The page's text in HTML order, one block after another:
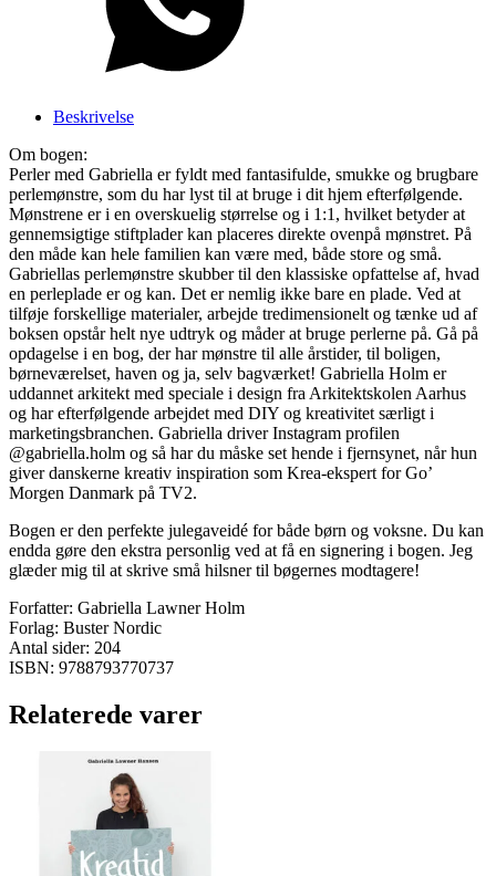
Beskrivelse
Om bogen:
Perler med Gabriella er fyldt med fantasifulde, smukke og brugbare
perlemønstre, som du har lyst til at bruge i dit hjem efterfølgende.
Mønstrene er i en overskuelig størrelse og i 1:1, hvilket betyder at
gennemsigtige stiftplader kan placeres direkte ovenpå mønstret. På
den måde kan hele familien kan være med, både store og små.
Gabriellas perlemønstre skubber til den klassiske opfattelse af, hvad
en perleplade er og kan. Det er nemlig ikke bare en plade. Ved at
tilføje forskellige materialer, arbejde tredimensionelt og tænke ud af
boksen opstår helt nye udtryk og måder at bruge perlerne på. Gå på
opdagelse i en bog, der har mønstre til alle årstider, til boligen,
børneværelset, haven og ja, selv bagværket! Gabriella Holm er
uddannet arkitekt med speciale i design fra Arkitektskolen Aarhus
og har efterfølgende arbejdet med DIY og kreativitet særligt i
marketingsbranchen. Gabriella driver Instagram profilen
@gabriella.holm og så har du måske set hende i fjernsynet, når hun
giver danskerne kreativ inspiration som Krea-ekspert for Go’
Morgen Danmark på TV2.
Bogen er den perfekte julegaveidé for både børn og voksne. Du kan
endda gøre den ekstra personlig ved at få en signering i bogen. Jeg
glæder mig til at skrive små hilsner til bøgernes modtagere!
Forfatter: Gabriella Lawner Holm
Forlag: Buster Nordic
Antal sider: 204
ISBN: 9788793770737
Relaterede varer